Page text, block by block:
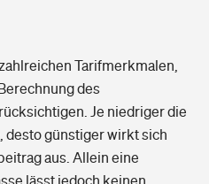
Tarifmerkmalen,
des
Je niedriger die
desto günstiger wirkt sich
aus. Allein eine
lässt jedoch keinen